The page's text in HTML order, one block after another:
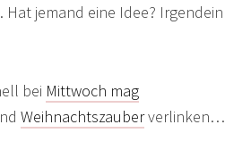
jemand eine Idee? Irgendein
bei Mittwoch mag
Weihnachtszauberverlinken…